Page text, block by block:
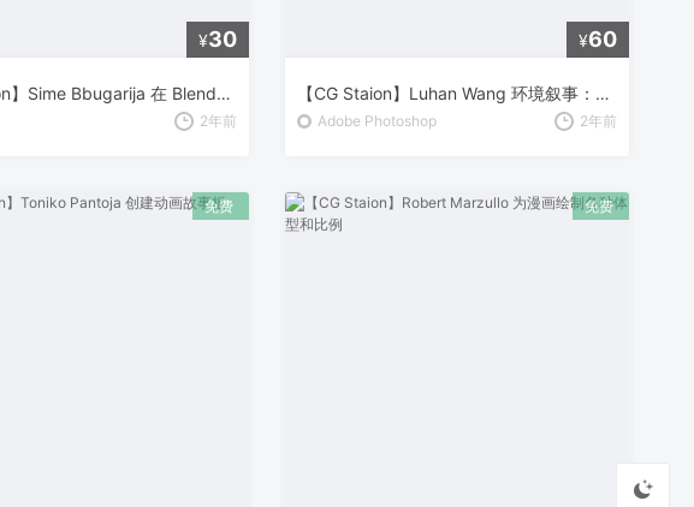
¥30
【CG Staion】Sime Bbugarija 在 Blender 制作 1950年代城市与汽车动画
2年前
¥60
【CG Staion】Luhan Wang 环境叙事：从头脑风暴到渲染
Adobe Photoshop 2年前